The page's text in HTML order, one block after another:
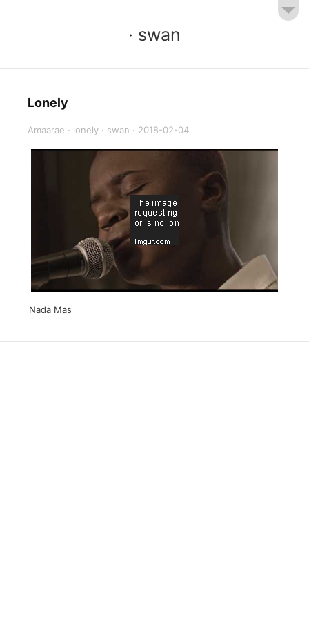
· swan
Lonely
Amaarae · lonely · swan · 2018-02-04
Nada Mas